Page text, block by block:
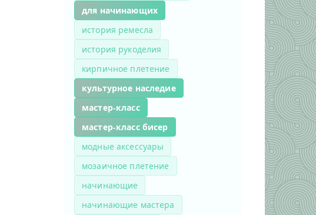
для начинающих
история ремесла
история рукоделия
кирпичное плетение
культурное наследие
мастер-класс
мастер-класс бисер
модные аксессуары
мозаичное плетение
начинающие
начинающие мастера